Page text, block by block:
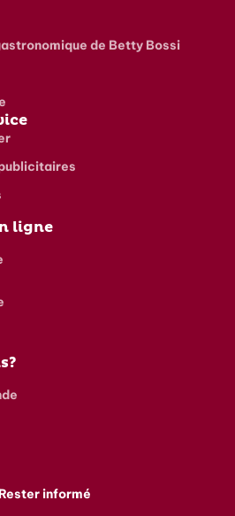
de Betty Bossi
ligne
Rester informé